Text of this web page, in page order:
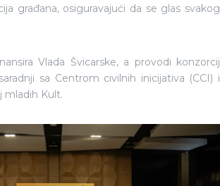
građana, osiguravajući da se glas svakog
Vlada Švicarske, a provodi konzorcij
sa Centrom civilnih inicijativa (CCI) i
mladih Kult.